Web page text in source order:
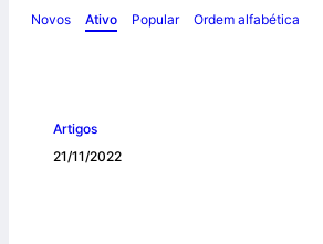
Novos Ativo Popular Ordem alfabética
Artigos
21/11/2022